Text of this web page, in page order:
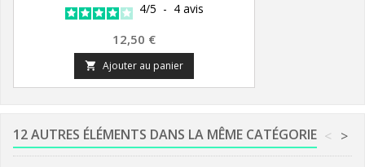
4/5 - 4 avis
Prix
12,50 €
 Ajouter au panier
12 AUTRES ÉLÉMENTS DANS LA MÊME CATÉGORIE >
<